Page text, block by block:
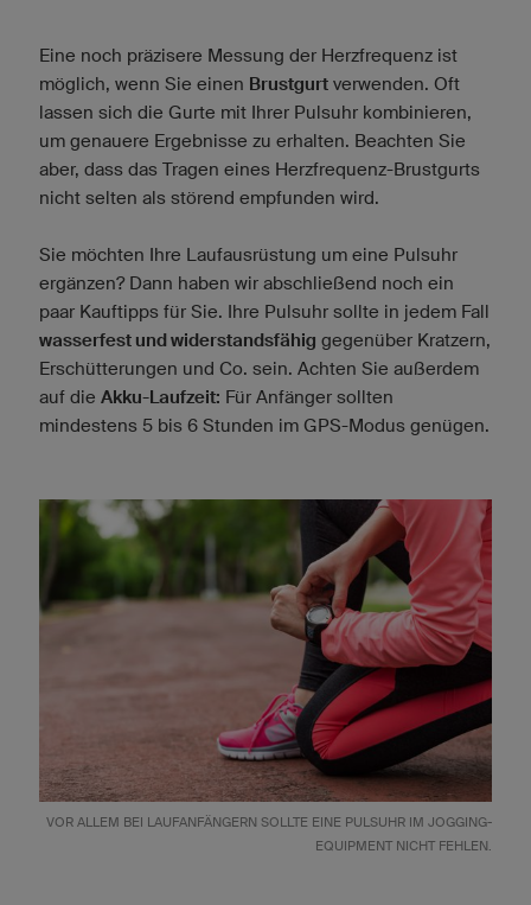
Eine noch präzisere Messung der Herzfrequenz ist
möglich, wenn Sie einen Brustgurt verwenden. Oft
lassen sich die Gurte mit Ihrer Pulsuhr kombinieren,
um genauere Ergebnisse zu erhalten. Beachten Sie
aber, dass das Tragen eines Herzfrequenz-Brustgurts
nicht selten als störend empfunden wird.
Sie möchten Ihre Laufausrüstung um eine Pulsuhr
ergänzen? Dann haben wir abschließend noch ein
paar Kauftipps für Sie. Ihre Pulsuhr sollte in jedem Fall
wasserfest und widerstandsfähig gegenüber Kratzern,
Erschütterungen und Co. sein. Achten Sie außerdem
auf die Akku-Laufzeit: Für Anfänger sollten
mindestens 5 bis 6 Stunden im GPS-Modus genügen.
VOR ALLEM BEI LAUFANFÄNGERN SOLLTE EINE PULSUHR IM JOGGING-
EQUIPMENT NICHT FEHLEN.